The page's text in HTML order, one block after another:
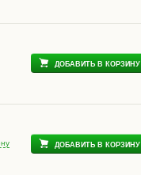
ДОБАВИТЬ В КОРЗИНУ
ДОБАВИТЬ В КОРЗИНУ